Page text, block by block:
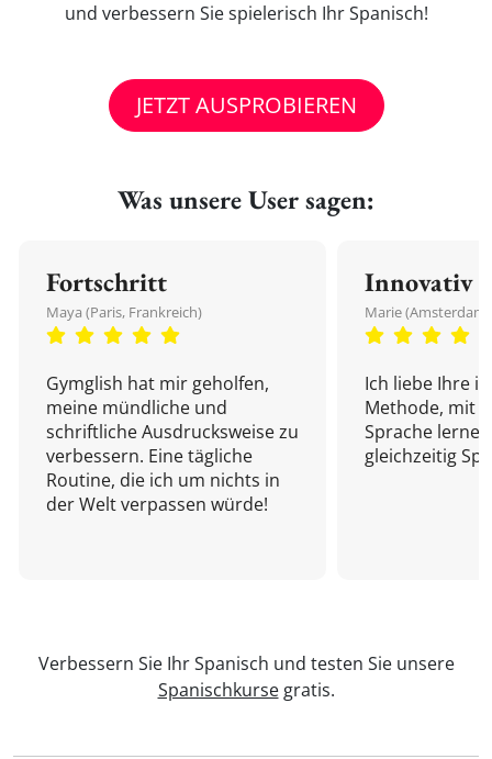
und verbessern Sie spielerisch Ihr Spanisch!
JETZT AUSPROBIEREN
Was unsere User sagen:
Fortschritt
Maya (Paris, Frankreich)
Gymglish hat mir geholfen,
meine mündliche und
schriftliche Ausdrucksweise zu
verbessern. Eine tägliche
Routine, die ich um nichts in
der Welt verpassen würde!
Innovativ
Marie
Ich liebe Ihre
Methode, mit
Sprache
gleichzeitig
Verbessern Sie Ihr Spanisch und testen Sie unsere
Spanischkursegratis.